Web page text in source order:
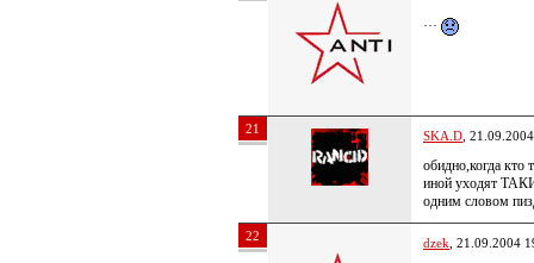
…
21 SKA.D ,
обидно,когда кто
иной уходят
одним словом
22 dzek , 21.09.2004